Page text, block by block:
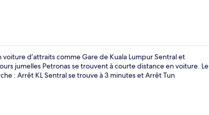
d’attraits comme Gare de Kuala Lumpur Sentral et
jumelles Petronas se trouvent à courte distance en voiture. Le
: Arrêt KL Sentral se trouve à 3 minutes et Arrêt Tun